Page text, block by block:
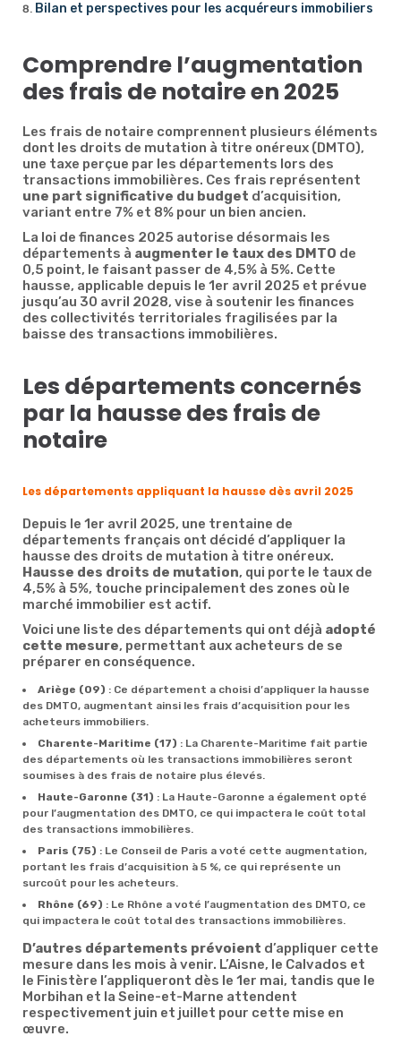
Bilan et perspectives pour les acquéreurs immobiliers
Comprendre l’augmentation
des frais de notaire en 2025
Les frais de notaire comprennent plusieurs éléments
dont les droits de mutation à titre onéreux (DMTO),
une taxe perçue par les départements lors des
transactions immobilières. Ces frais représentent
une part significative du budget d’acquisition,
variant entre 7% et 8% pour un bien ancien.
La loi de finances 2025 autorise désormais les
départements à augmenter le taux des DMTO de
0,5 point, le faisant passer de 4,5% à 5%. Cette
hausse, applicable depuis le 1er avril 2025 et prévue
jusqu’au 30 avril 2028, vise à soutenir les finances
des collectivités territoriales fragilisées par la
baisse des transactions immobilières.
Les départements concernés
par la hausse des frais de
notaire
Les départements appliquant la hausse dès avril 2025
Depuis le 1er avril 2025, une trentaine de
départements français ont décidé d’appliquer la
hausse des droits de mutation à titre onéreux.
Hausse des droits de mutation, qui porte le taux de
4,5% à 5%, touche principalement des zones où le
marché immobilier est actif.
Voici une liste des départements qui ont déjà adopté
cette mesure, permettant aux acheteurs de se
préparer en conséquence.
Ariège (09) : Ce département a choisi d’appliquer la hausse
des DMTO, augmentant ainsi les frais d’acquisition pour les
acheteurs immobiliers.
Charente-Maritime (17) : La Charente-Maritime fait partie
des départements où les transactions immobilières seront
soumises à des frais de notaire plus élevés.
Haute-Garonne (31) : La Haute-Garonne a également opté
pour l’augmentation des DMTO, ce qui impactera le coût total
des transactions immobilières.
Paris (75) : Le Conseil de Paris a voté cette augmentation,
portant les frais d’acquisition à 5 %, ce qui représente un
surcoût pour les acheteurs.
Rhône (69) : Le Rhône a voté l’augmentation des DMTO, ce
qui impactera le coût total des transactions immobilières.
D’autres départements prévoient d’appliquer cette
mesure dans les mois à venir. L’Aisne, le Calvados et
le Finistère l’appliqueront dès le 1er mai, tandis que le
Morbihan et la Seine-et-Marne attendent
respectivement juin et juillet pour cette mise en
œuvre.